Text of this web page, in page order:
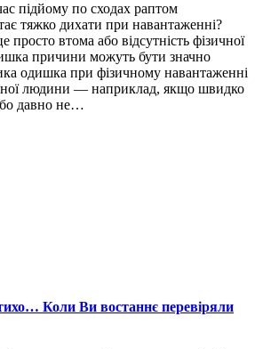
підйому по сходах раптом
тяжко дихати при навантаженні?
просто втома або відсутність фізичної
причини можуть бути значно
одишка при фізичному навантаженні
людини — наприклад, якщо швидко
давно не…
Коли Ви востаннє перевіряли